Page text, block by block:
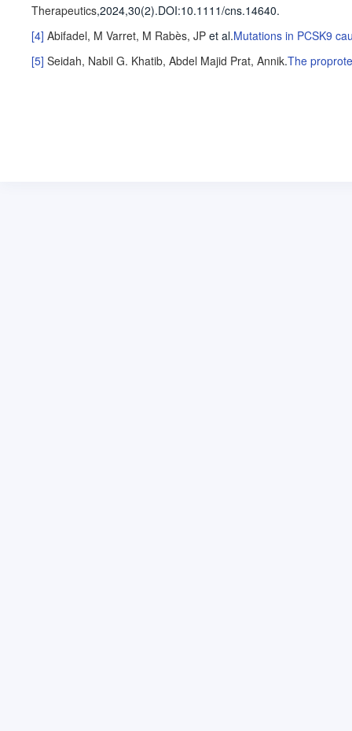
Therapeutics,2024,30(2).DOI:10.1111/cns.14640.
[4] Abifadel, M Varret, M Rabès, JP et al.Mutations in PCSK9
[5] Seidah, Nabil G. Khatib, Abdel Majid Prat, Annik.The